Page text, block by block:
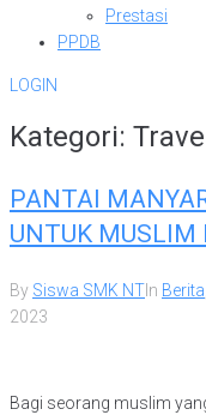
Prestasi
PPDB
LOGIN
Kategori: Travel
PANTAI
UNTUK MUSLIM
By Siswa SMK NT In Berita
2023
Bagi seorang muslim